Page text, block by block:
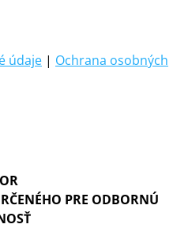
údaje | Ochrana osobných
PRE ODBORNÚ